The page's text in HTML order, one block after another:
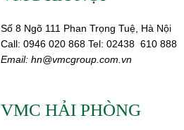
Số 8 Ngõ 111 Phan Trọng Tuệ, Hà Nội
Call: 0946 020 868 Tel: 02438 610 888
Email: hn@vmcgroup.com.vn
VMC HẢI PHÒNG